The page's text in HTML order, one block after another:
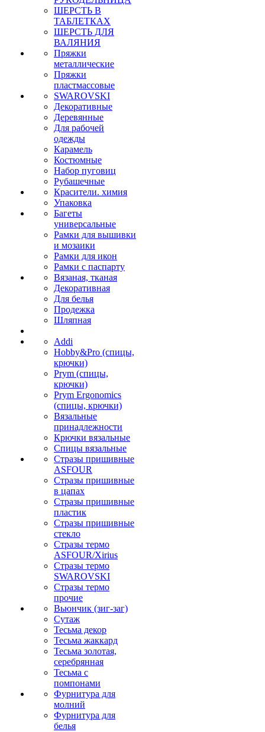
ШЕРСТЬ В
ТАБЛЕТКАХ
ШЕРСТЬ ДЛЯ
ВАЛЯНИЯ
Пряжки
металлические
Пряжки
пластмассовые
SWAROVSKI
Декоративные
Деревянные
Для рабочей
одежды
Карамель
Костюмные
Набор пуговиц
Рубашечные
Красители. химия
Упаковка
Багеты
универсальные
Рамки для вышивки
и мозаики
Рамки для икон
Рамки с паспарту
Вязаная, тканая
Декоративная
Для белья
Продежка
Шляпная
Addi
Hobby&Pro (спицы,
крючки)
Prym (спицы,
крючки)
Prym Ergonomics
(спицы, крючки)
Вязальные
принадлежности
Крючки вязальные
Спицы вязальные
Стразы пришивные
ASFOUR
Стразы пришивные
в цапах
Стразы пришивные
пластик
Стразы пришивные
стекло
Стразы термо
ASFOUR/Xirius
Стразы термо
SWAROVSKI
Стразы термо
прочие
Вьюнчик (зиг-заг)
Сутаж
Тесьма декор
Тесьма жаккард
Тесьма золотая,
серебрянная
Тесьма с
помпонами
Фурнитура для
молний
Фурнитура для
белья